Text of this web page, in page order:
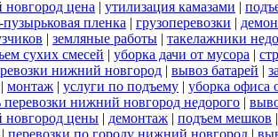
цена | утилизация камазами |
пленка | грузоперевозки |
| земляные работы | такелажники
сухих смесей | уборка дачи от мусора |
нижний новгород | вывоз батарей |
| монтаж | услуги по подъему | уборка офиса
перевозки нижний новгород недорого |
новгород цены | демонтаж | подъем мешков
| перевозки по городу нижний новгород |